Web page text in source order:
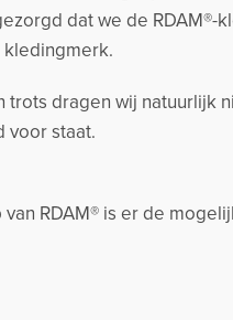
dat we de RDAM®-
kledingmerk.
trots dragen wij natuurlijk
voor staat.
RDAM® is er de